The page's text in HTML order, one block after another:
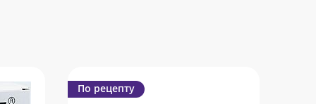
По рецепту